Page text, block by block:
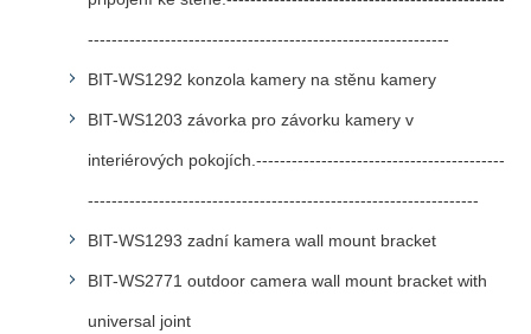
-------------------------------------------------------------
BIT-WS1292 konzola kamery na stěnu kamery
BIT-WS1203 závorka pro závorku kamery v
interiérových pokojích.------------------------------------------
------------------------------------------------------------------
BIT-WS1293 zadní kamera wall mount bracket
BIT-WS2771 outdoor camera wall mount bracket with
universal joint